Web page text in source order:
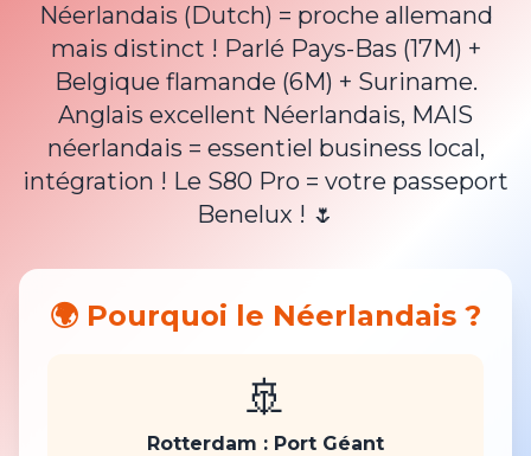
Néerlandais (Dutch) = proche allemand
mais distinct ! Parlé Pays-Bas (17M) +
Belgique flamande (6M) + Suriname.
Anglais excellent Néerlandais, MAIS
néerlandais = essentiel business local,
intégration ! Le S80 Pro = votre passeport
Benelux ! 🌷
🌍 Pourquoi le Néerlandais ?
🚢
Rotterdam : Port Géant